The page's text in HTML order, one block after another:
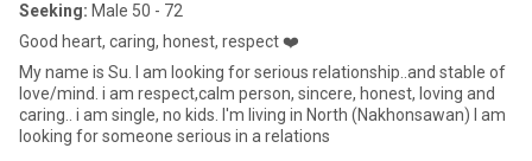
Seeking: Male 50 - 72
Good heart, caring, honest, respect ❤️
My name is Su. I am looking for serious relationship..and stable of
love/mind. i am respect,calm person, sincere, honest, loving and
caring.. i am single, no kids. I'm living in North (Nakhonsawan) I am
looking for someone serious in a relations